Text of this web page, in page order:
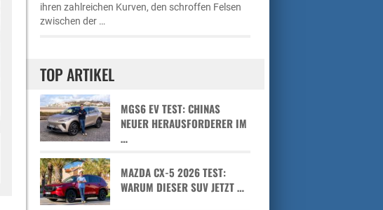
ihren zahlreichen Kurven, den schroffen Felsen
zwischen der …
TOP ARTIKEL
MGS6 EV TEST: CHINAS
NEUER HERAUSFORDERER IM
…
MAZDA CX-5 2026 TEST:
WARUM DIESER SUV JETZT …